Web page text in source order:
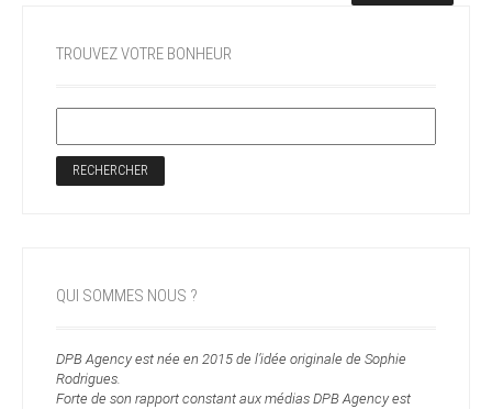
TROUVEZ VOTRE BONHEUR
QUI SOMMES NOUS ?
DPB Agency est née en 2015 de l’idée originale de Sophie
Rodrigues.
Forte de son rapport constant aux médias DPB Agency est